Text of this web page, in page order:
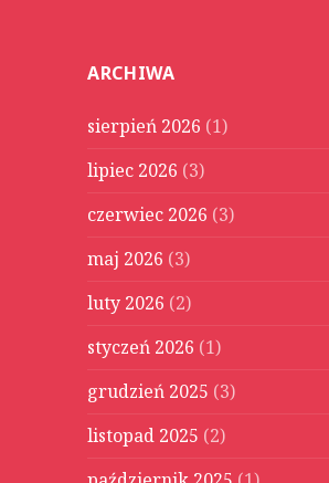
j
ARCHIWA
sierpień 2026 (1)
lipiec 2026 (3)
czerwiec 2026 (3)
maj 2026 (3)
luty 2026 (2)
styczeń 2026 (1)
grudzień 2025 (3)
listopad 2025 (2)